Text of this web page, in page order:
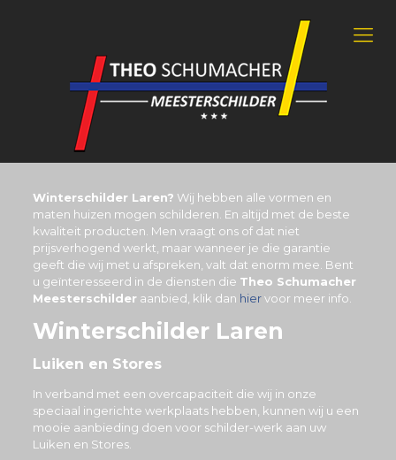
Winterschilder Laren? Wij hebben alle vormen en
maten huizen mogen schilderen. En altijd met de beste
kwaliteit producten. Men vraagt ons of dat niet
prijsverhogend werkt, maar wanneer je die garantie
geeft die wij met u afspreken, valt dat enorm mee. Bent
u geïnteresseerd in de diensten die Theo Schumacher
Meesterschilder aanbied, klik dan hiervoor meer info.
Winterschilder Laren
Luiken en Stores
In verband met een overcapaciteit die wij in onze
speciaal ingerichte werkplaats hebben, kunnen wij u een
mooie aanbieding doen voor schilder-werk aan uw
Luiken en Stores.